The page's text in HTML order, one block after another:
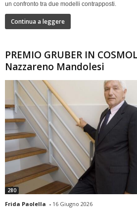
un confronto tra due modelli contrapposti.
Continua a leggere
PREMIO GRUBER IN
Nazzareno Mandolesi
280
Frida Paolella - 16 Giugno 2026